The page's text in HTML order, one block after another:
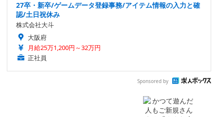
27卒・新卒/ゲームデータ登録事務/アイテム情報の入力と確
認/土日祝休み
株式会社大斗
大阪府
月給25万1,200円～32万円
正社員
Sponsored by